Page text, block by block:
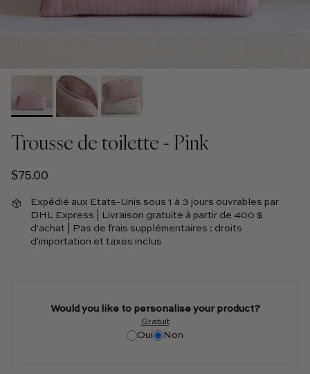
Trousse de toilette - Pink
Prix normal
$75.00
Expédié aux Etats-Unis sous 1 à 3 jours ouvrables par
DHL Express | Livraison gratuite à partir de 400 $
d'achat | Pas de frais supplémentaires : droits
d'importation et taxes inclus
Would you like to personalise your product?
Gratuit
Oui Non